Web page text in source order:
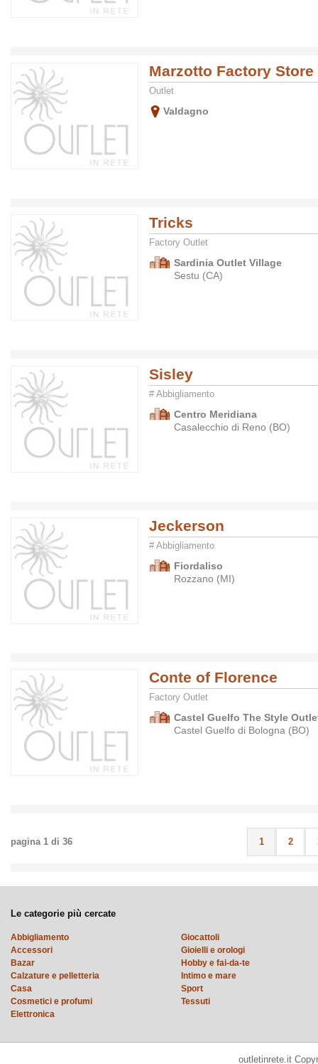
Marzotto Factory Store
Outlet
Valdagno
Tricks
Factory Outlet
Sardinia Outlet Village
Sestu (CA)
Sisley
# Abbigliamento
Centro Meridiana
Casalecchio di Reno (BO)
Jeckerson
# Abbigliamento
Fiordaliso
Rozzano (MI)
Conte of Florence
Factory Outlet
Castel Guelfo The Style
Castel Guelfo di Bologna (BO)
pagina 1 di 36 1 2
Le categorie più cercate
Abbigliamento
Accessori
Bazar
Calzature e pelletteria
Casa
Cosmetici e profumi
Elettronica
Giocattoli
Gioielli e orologi
Hobby e fai-da-te
Intimo e mare
Sport
Tessuti
outletinrete.it